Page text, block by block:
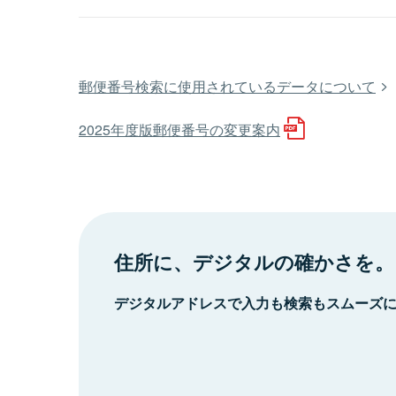
郵便番号検索に使用されているデータについて
2025年度版郵便番号の変更案内
住所に、デジタルの確かさを。
デジタルアドレスで入力も検索もスムーズ